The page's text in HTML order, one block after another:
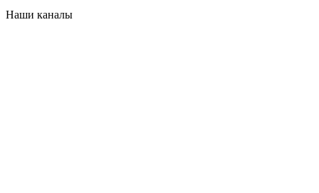
Наши каналы